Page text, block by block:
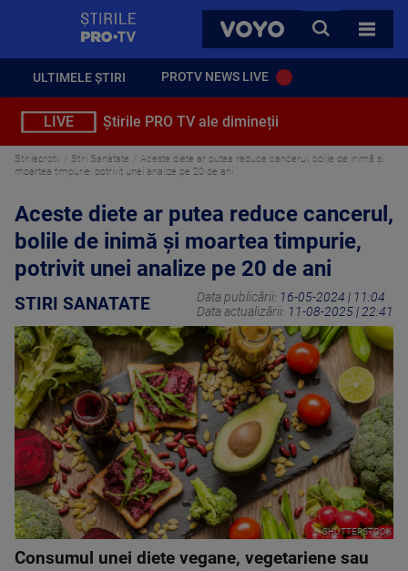
VOYO
CAUTA
TOATE
ULTIMELE ȘTIRI PROTV NEWS LIVE
LIVE Știrile PRO TV ale dimineții
Stirileprotv Stiri Sanatate
Aceste diete ar putea reduce cancerul, bolile de inimă și
moartea timpurie, potrivit unei analize pe 20 de ani
Aceste diete ar putea reduce cancerul,
bolile de inimă și moartea timpurie,
potrivit unei analize pe 20 de ani
STIRI SANATATE Data publicării: 16-05-2024 | 11:04
Data actualizării: 11-08-2025 | 22:41
SHUTTERSTOCK
Consumul unei diete vegane, vegetariene sau